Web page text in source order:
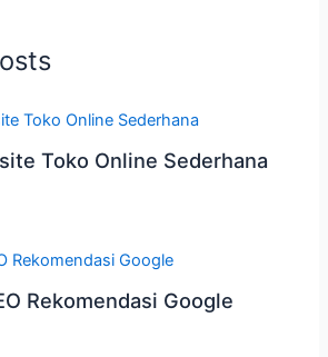
Toko Online Sederhana
Rekomendasi Google